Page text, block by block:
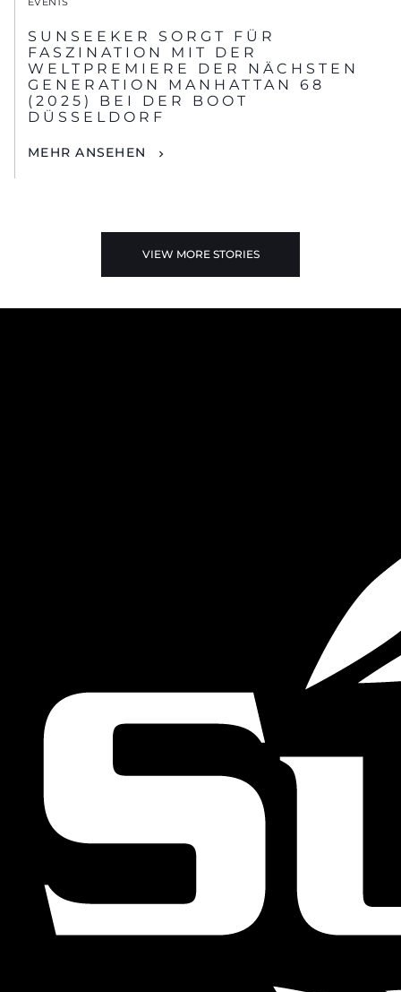
SUNSEEKER SORGT FÜR
FASZINATION MIT DER
WELTPREMIERE DER NÄCHSTEN
GENERATION MANHATTAN 68
(2025) BEI DER BOOT
DÜSSELDORF
MEHR ANSEHEN
VIEW MORE STORIES